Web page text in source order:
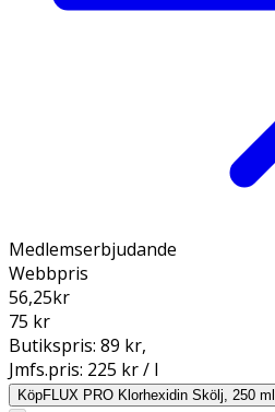
Medlemserbjudande
Webbpris
56,25kr
75 kr
Butikspris: 89 kr,
Jmfs.pris: 225 kr / l
KöpFLUX PRO Klorhexidin Skölj, 250 ml